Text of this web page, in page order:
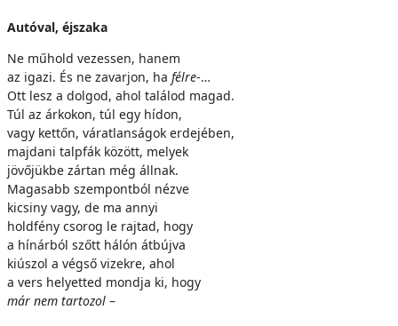
Autóval, éjszaka
Ne műhold vezessen, hanem
az igazi. És ne zavarjon, ha félre-…
Ott lesz a dolgod, ahol találod magad.
Túl az árkokon, túl egy hídon,
vagy kettőn, váratlanságok erdejében,
majdani talpfák között, melyek
jövőjükbe zártan még állnak.
Magasabb szempontból nézve
kicsiny vagy, de ma annyi
holdfény csorog le rajtad, hogy
a hínárból szőtt hálón átbújva
kiúszol a végső vizekre, ahol
a vers helyetted mondja ki, hogy
már nem tartozol –